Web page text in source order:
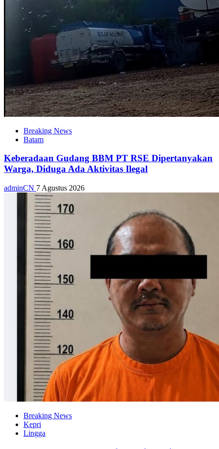
Breaking News
Batam
Keberadaan Gudang BBM PT RSE Dipertanyakan
Warga, Diduga Ada Aktivitas Ilegal
adminCN 7 Agustus 2026
Breaking News
Kepri
Lingga